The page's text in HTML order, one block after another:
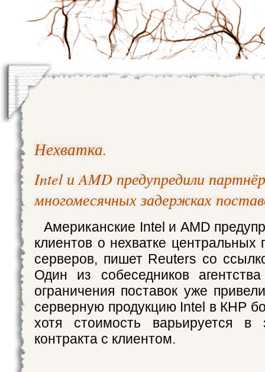
Нехватка.
Intel и AMD предупредили
многомесячных задержках
Американские Intel и AMD
клиентов о нехватке центральных
серверов, пишет Reuters со
Один из собеседников
ограничения поставок уже
серверную продукцию Intel в КНР
хотя стоимость варьируется в
контракта с клиентом.